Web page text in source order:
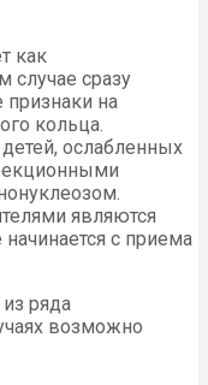
как
случае сразу
признаки на
кольца.
ослабленных
являются
с приема
ряда
возможно